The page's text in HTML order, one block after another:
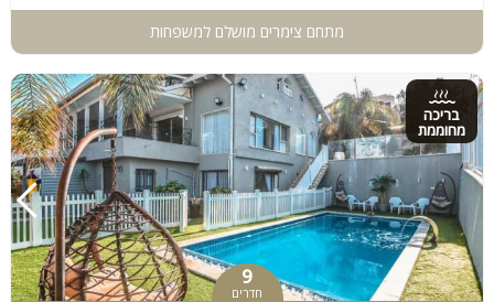
מתחם צימרים מושלם למשפחות
בריכה
מחוממת
9
חדרים